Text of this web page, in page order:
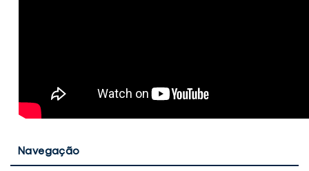
Navegação